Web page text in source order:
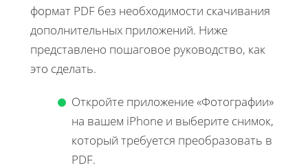
формат PDF без необходимости скачивания
дополнительных приложений. Ниже
представлено пошаговое руководство, как
это сделать.
Откройте приложение «Фотографии»
на вашем iPhone и выберите снимок,
который требуется преобразовать в
PDF.